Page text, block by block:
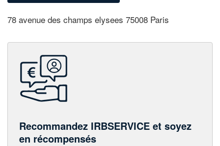
78 avenue des champs elysees 75008 Paris
Recommandez IRBSERVICE et soyez
en récompensés